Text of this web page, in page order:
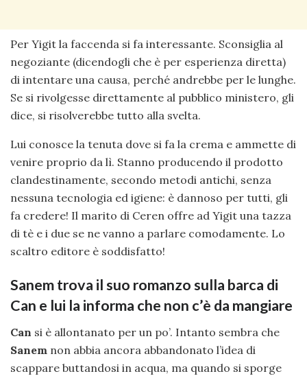
Per Yigit la faccenda si fa interessante. Sconsiglia al
negoziante (dicendogli che è per esperienza diretta)
di intentare una causa, perché andrebbe per le lunghe.
Se si rivolgesse direttamente al pubblico ministero, gli
dice, si risolverebbe tutto alla svelta.
Lui conosce la tenuta dove si fa la crema e ammette di
venire proprio da lì. Stanno producendo il prodotto
clandestinamente, secondo metodi antichi, senza
nessuna tecnologia ed igiene: è dannoso per tutti, gli
fa credere! Il marito di Ceren offre ad Yigit una tazza
di tè e i due se ne vanno a parlare comodamente. Lo
scaltro editore è soddisfatto!
Sanem trova il suo romanzo sulla barca di
Can e lui la informa che non c’è da mangiare
Can si è allontanato per un po’. Intanto sembra che
Sanem non abbia ancora abbandonato l’idea di
scappare buttandosi in acqua, ma quando si sporge